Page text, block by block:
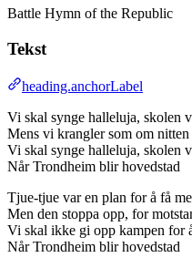
Battle Hymn of the Republic
Tekst
heading.anchorLabel
Vi skal synge halleluja, skolen
Mens vi krangler som om
Vi skal synge halleluja, skolen
Når Trondheim blir hovedstad
Tjue-tjue var en plan for å få
Men den stoppa opp, for
Vi skal ikke gi opp kampen for
Når Trondheim blir hovedstad